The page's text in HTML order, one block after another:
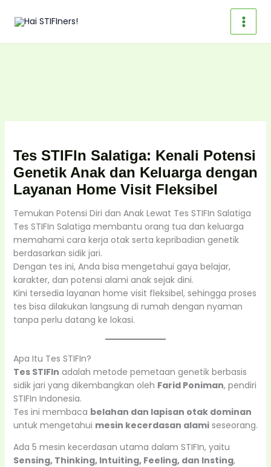
Tes STIFIn Salatiga: Kenali Potensi
Genetik Anak dan Keluarga dengan
Layanan Home Visit Fleksibel
Temukan Potensi Diri dan Anak Lewat Tes STIFIn Salatiga
Tes STIFIn Salatiga membantu orang tua dan keluarga
memahami cara kerja otak serta kepribadian genetik
berdasarkan sidik jari.
Dengan tes ini, Anda bisa mengetahui gaya belajar,
karakter, dan potensi alami anak sejak dini.
Kini tersedia layanan home visit fleksibel, sehingga proses
tes bisa dilakukan langsung di rumah dengan nyaman
tanpa perlu datang ke lokasi.
Apa Itu Tes STIFIn?
Tes STIFIn adalah metode pemetaan genetik berbasis
sidik jari yang dikembangkan oleh Farid Poniman, pendiri
STIFIn Indonesia.
Tes ini membaca belahan dan lapisan otak dominan
untuk mengetahui mesin kecerdasan alamiseseorang.
Ada 5 mesin kecerdasan utama dalam STIFIn, yaitu
Sensing, Thinking, Intuiting, Feeling, dan Insting,